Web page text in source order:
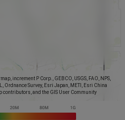
increment P Corp., GEBCO, USGS, FAO, NPS,
Ordnance Survey, Esri Japan, METI, Esri China
contributors, and the GIS User Community